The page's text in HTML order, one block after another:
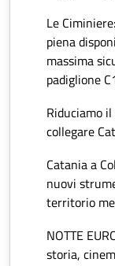
Le
piena
massima
padiglione
Riduciamo
collegare
Catania a
nuovi
territorio
NOTTE
storia,